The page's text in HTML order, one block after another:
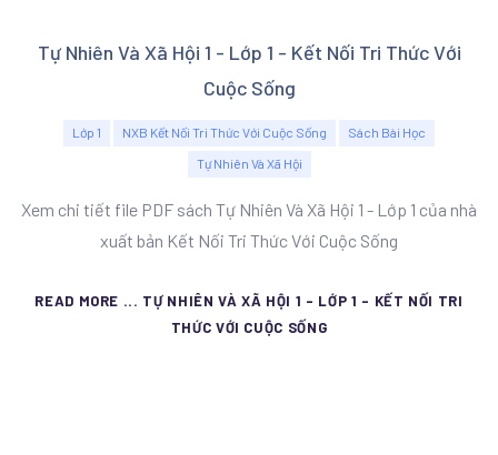
Tự Nhiên Và Xã Hội 1 - Lớp 1 - Kết Nối Tri Thức Với
Cuộc Sống
Lớp 1 NXB Kết Nối Tri Thức Với Cuộc Sống
Sách Bài Học
Tự Nhiên Và Xã Hội
Xem chi tiết file PDF sách Tự Nhiên Và Xã Hội 1 - Lớp 1 của nhà
xuất bản Kết Nối Tri Thức Với Cuộc Sống
READ MORE ... TỰ NHIÊN VÀ XÃ HỘI 1 - LỚP 1 - KẾT NỐI TRI
THỨC VỚI CUỘC SỐNG